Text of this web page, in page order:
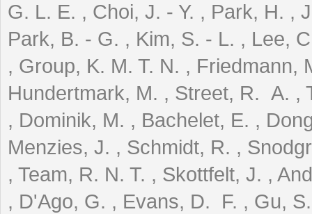
G. L. E. , Choi, J. - Y. , Park, H. ,
Park, B. - G. , Kim, S. - L. , Lee,
, Group, K. M. T. N. , Friedmann,
Hundertmark, M. , Street, R. A. ,
, Dominik, M. , Bachelet, E. ,
Menzies, J. , Schmidt, R. ,
, Team, R. N. T. , Skottfelt, J. ,
, D'Ago, G. , Evans, D. F. , Gu,